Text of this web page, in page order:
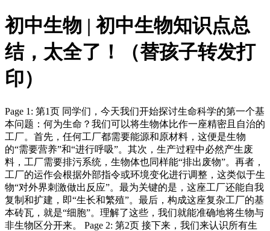
初中生物 | 初中生物知识点总
结，太全了！（替孩子转发打
印）
Page 1: 第1页 同学们，今天我们开始探讨生命科学的第一个基
本问题：何为生命？我们可以将生物体比作一座精密且自治的
工厂。首先，任何工厂都需要能源和原材料，这便是生物
的“需要营养”和“进行呼吸”。其次，生产过程中必然产生废
料，工厂需要排污系统，生物体也同样能“排出废物”。再者，
工厂的运作会根据外部指令或环境变化进行调整，这类似于生
物“对外界刺激做出反应”。最为关键的是，这座工厂还能自我
复制和扩建，即“生长和繁殖”。最后，构成这座复杂工厂的基
本砖瓦，就是“细胞”。理解了这些，我们就能准确地将生物与
非生物区分开来。 Page 2: 第2页 接下来，我们来认识所有生